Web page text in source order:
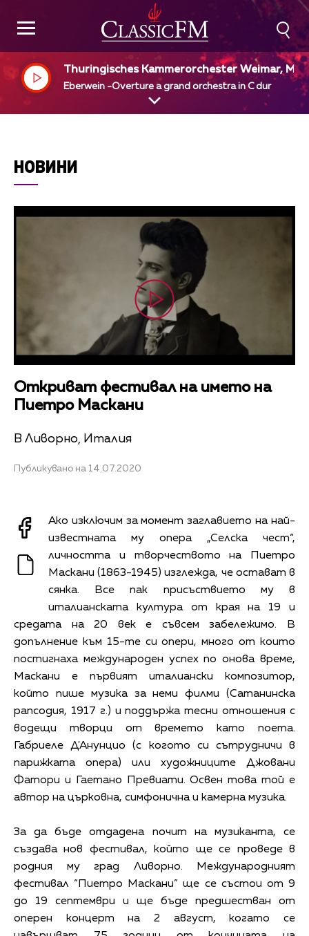
Thuringisches Kammerorchester Weimar, Max
ommer, dir
Eberwein -Overture a grand orchestra in C dur
НОВИНИ
Откриват фестивал на името на
Пиетро Маскани
В Ливорно, Италия
Публикувано на 14.07.2020
Ако изключим за момент заглавието на най-
известната му опера „Селска чест“,
личността и творчеството на Пиетро
Маскани (1863-1945) изглежда, че остават в
сянка. Все пак присъствието му в
италианската култура от края на 19 и
средата на 20 век е съвсем забележимо. В
допълнение към 15-те си опери, много от които
постигнаха международен успех по онова време,
Маскани е първият италиански композитор,
който пише музика за неми филми (Сатанинска
рапсодия, 1917 г.) и поддържа тесни отношения с
водещи творци от времето като поета.
Габриеле Д'Анунцио (с когото си сътрудничи в
парижката опера) или художниците Джовани
Фатори и Гаетано Превиати. Освен това той е
автор на църковна, симфонична и камерна музика.
За да бъде отдадена почит на музиканта, се
създава нов фестивал, който ще се проведе в
родния му град Ливорно. Международният
фестивал “Пиетро Маскани” ще се състои от 9
до 19 септември и ще бъде предшестван от
оперен концерт на 2 август, когато се